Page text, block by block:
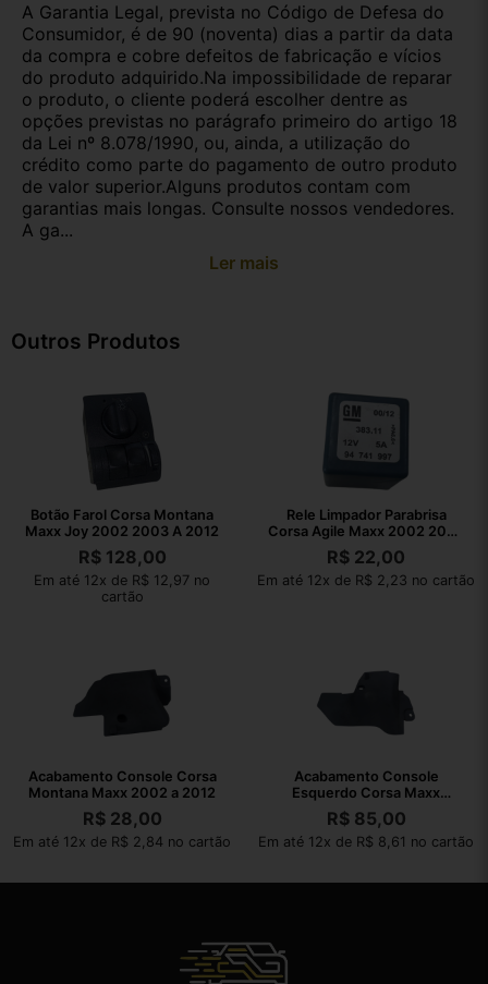
A Garantia Legal, prevista no Código de Defesa do
Consumidor, é de 90 (noventa) dias a partir da data
da compra e cobre defeitos de fabricação e vícios
do produto adquirido.Na impossibilidade de reparar
o produto, o cliente poderá escolher dentre as
opções previstas no parágrafo primeiro do artigo 18
da Lei nº 8.078/1990, ou, ainda, a utilização do
crédito como parte do pagamento de outro produto
de valor superior.Alguns produtos contam com
garantias mais longas. Consulte nossos vendedores.
A ga...
Ler mais
Outros Produtos
Botão Farol Corsa Montana
Maxx Joy 2002 2003 A 2012
R$128,00
Em até 12x de R$ 12,97 no
cartão
Rele Limpador Parabrisa
Corsa Agile Maxx 2002 2003
A 2010
R$ 22,00
Em até 12x de R$ 2,23 no cartão
Acabamento Console Corsa
Montana Maxx 2002 a 2012
R$28,00
Em até 12x de R$ 2,84 no cartão
Acabamento Console
Esquerdo Corsa Maxx
Montana 2002 A 2010
R$85,00
Em até 12x de R$ 8,61 no cartão